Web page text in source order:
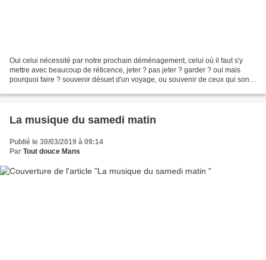
Oui celui nécessité par notre prochain déménagement, celui où il faut s'y
mettre avec beaucoup de réticence, jeter ? pas jeter ? garder ? oui mais
pourquoi faire ? souvenir désuet d'un voyage, ou souvenir de ceux qui sont
La musique du samedi matin
Publié le 30/03/2019 à 09:14
Par Tout douce Mans